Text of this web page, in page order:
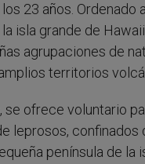
23 años. Ordenado
isla grande de
agrupaciones de
territorios
se ofrece voluntario
leprosos, confinados
península de la